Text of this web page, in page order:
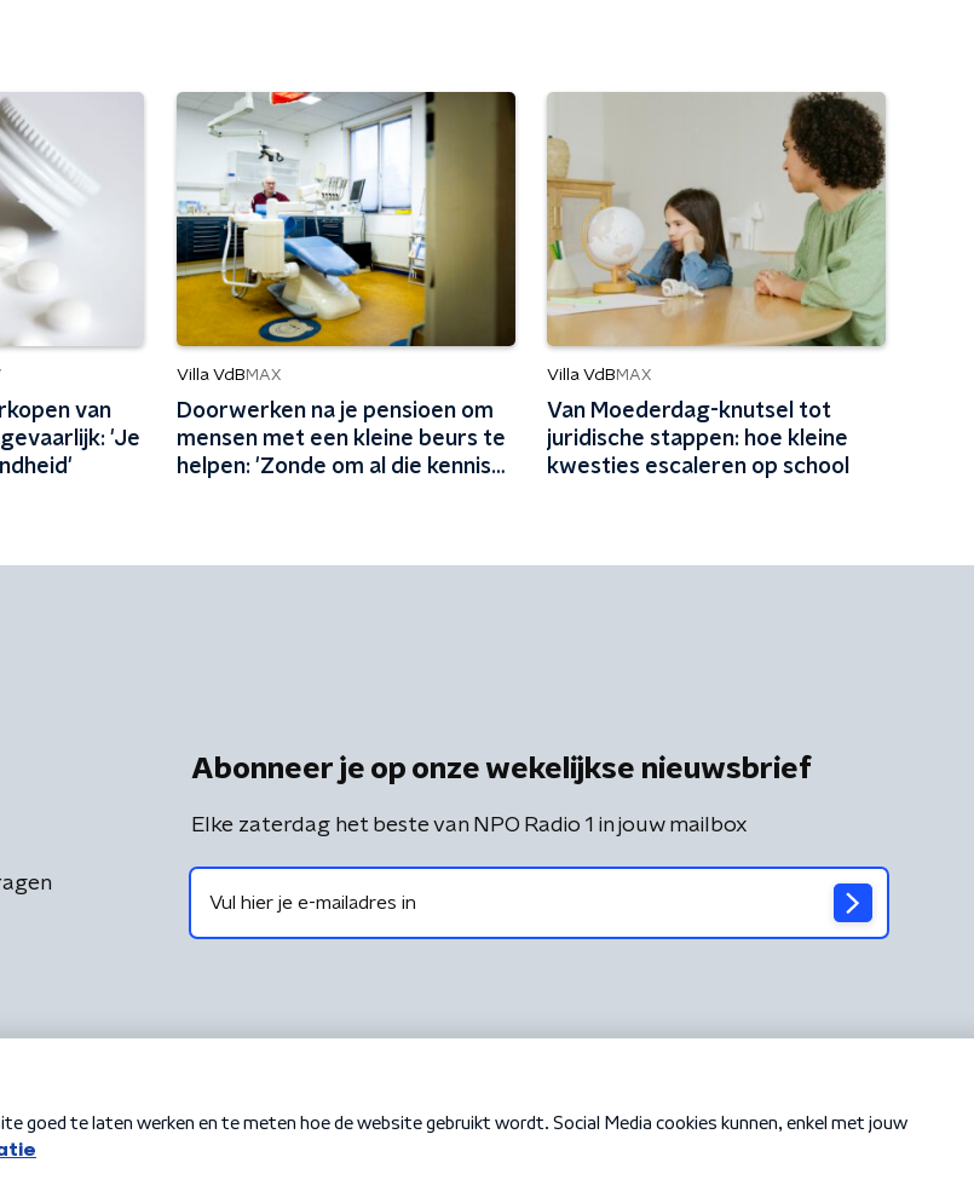
van
'Je
Villa VdB MAX
Doorwerken na je pensioen om
mensen met een kleine beurs te
helpen: 'Zonde om al die kennis
Villa VdB MAX
Van Moederdag-knutsel tot
juridische stappen: hoe kleine
kwesties escaleren op school
Abonneer je op onze wekelijkse nieuwsbrief
Elke zaterdag het beste van NPO Radio 1 in jouw mailbox